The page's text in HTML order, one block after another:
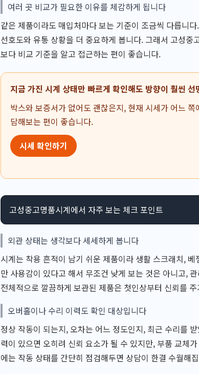
여러 곳 비교가 필요한 이유를 체감하게 됩니다
같은 제품이라도 매입처마다 보는 기준이 조금씩 다릅니
선호도와 유통 상황을 더 중요하게 봅니다. 그래서 고성
보다 비교 기준을 알고 접근하는 편이 좋습니다.
지금 가진 시계 상태만 빠르게 확인해도 방향이 훨씬 선
박스와 보증서가 없어도 괜찮은지, 현재 시세가 어느
담해보는 편이 좋습니다.
시세 확인하기
고성중고명품시계에서 자주 보는 체크 포인트
외관 상태는 생각보다 세세하게 봅니다
시계는 착용 흔적이 남기 쉬운 제품이라 생활 스크래치,
만 사용감이 있다고 해서 무조건 낮게 보는 것은 아니고,
전체적으로 깔끔하게 보관된 제품은 첫인상부터 신뢰를
오버홀이나 수리 이력도 확인 대상입니다
정상 작동이 되는지, 오차는 어느 정도인지, 최근 수리를
력이 있으면 오히려 신뢰 요소가 될 수 있지만, 부품 교체
에는 작동 상태를 간단히 점검해두면 상담이 한결 수월해